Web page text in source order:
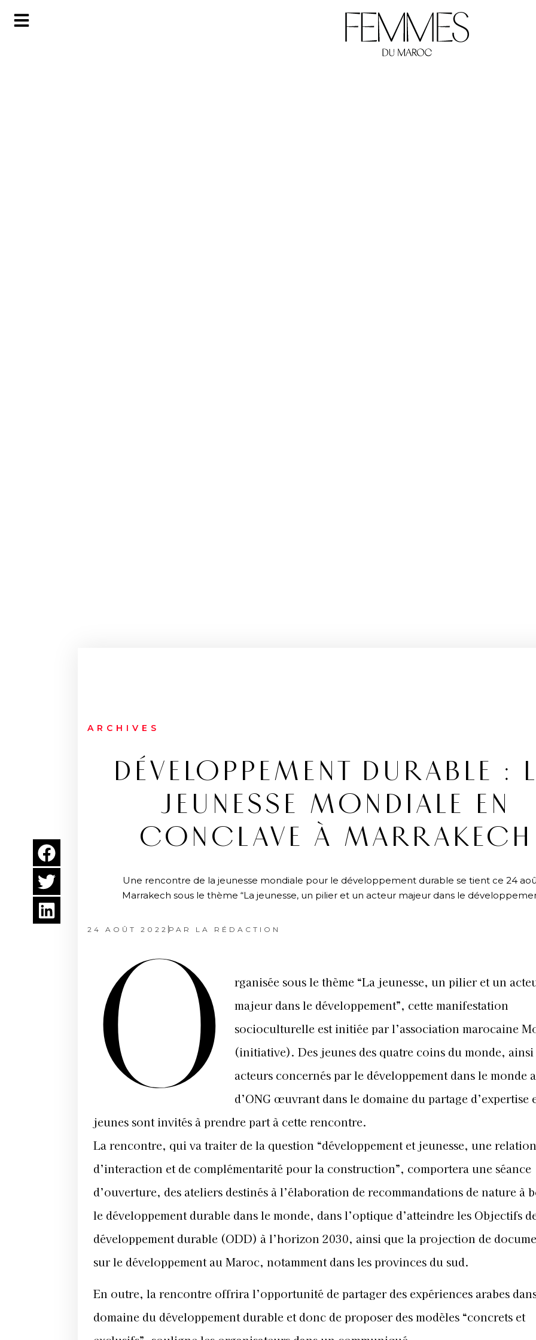
ARCHIVES
DÉVELOPPEMENT DURABLE :
JEUNESSE MONDIALE EN
CONCLAVE À MARRAKECH
Une rencontre de la jeunesse mondiale pour le développement durable se tient ce 24
Marrakech sous le thème “La jeunesse, un pilier et un acteur majeur dans le
24 AOÛT 2022 PAR LA RÉDACTION
O
rganisée sous le thème “La jeunesse, un pilier et un
majeur dans le développement”, cette manifestation
socioculturelle est initiée par l’association marocaine
(initiative). Des jeunes des quatre coins du monde, ainsi
acteurs concernés par le développement dans le monde
d’ONG œuvrant dans le domaine du partage d’expertise
jeunes sont invités à prendre part à cette rencontre.
La rencontre, qui va traiter de la question “développement et jeunesse, une relation
d’interaction et de complémentarité pour la construction”, comportera une séance
d’ouverture, des ateliers destinés à l’élaboration de recommandations de nature à
le développement durable dans le monde, dans l’optique d’atteindre les Objectifs
développement durable (ODD) à l’horizon 2030, ainsi que la projection de
sur le développement au Maroc, notamment dans les provinces du sud.
En outre, la rencontre offrira l’opportunité de partager des expériences arabes
domaine du développement durable et donc de proposer des modèles “concrets et